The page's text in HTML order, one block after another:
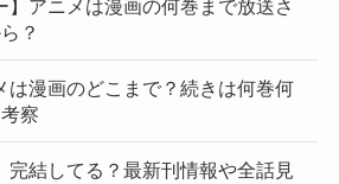
】アニメは漫画の何巻まで放送さ
？
は漫画のどこまで？続きは何巻何
察
完結してる？最新刊情報や全話見